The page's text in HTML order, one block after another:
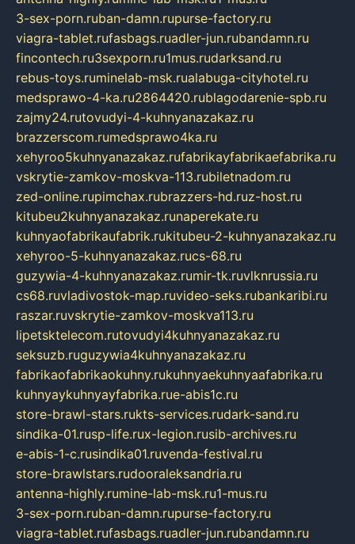
3-sex-porn.ruban-damn.rupurse-factory.ru
viagra-tablet.rufasbags.ruadler-jun.rubandamn.ru
fincontech.ru3sexporn.ru1mus.rudarksand.ru
rebus-toys.ruminelab-msk.rualabuga-cityhotel.ru
medsprawo-4-ka.ru2864420.rublagodarenie-spb.ru
zajmy24.rutovudyi-4-kuhnyanazakaz.ru
brazzerscom.rumedsprawo4ka.ru
xehyroo5kuhnyanazakaz.rufabrikayfabrikaefabrika.ru
vskrytie-zamkov-moskva-113.rubiletnadom.ru
zed-online.rupimchax.rubrazzers-hd.ruz-host.ru
kitubeu2kuhnyanazakaz.runaperekate.ru
kuhnyaofabrikaufabrik.rukitubeu-2-kuhnyanazakaz.ru
xehyroo-5-kuhnyanazakaz.rucs-68.ru
guzywia-4-kuhnyanazakaz.rumir-tk.ruvlknrussia.ru
cs68.ruvladivostok-map.ruvideo-seks.rubankaribi.ru
raszar.ruvskrytie-zamkov-moskva113.ru
lipetsktelecom.rutovudyi4kuhnyanazakaz.ru
seksuzb.ruguzywia4kuhnyanazakaz.ru
fabrikaofabrikaokuhny.rukuhnyaekuhnyaafabrika.ru
kuhnyaykuhnyayfabrika.rue-abis1c.ru
store-brawl-stars.rukts-services.rudark-sand.ru
sindika-01.rusp-life.rux-legion.rusib-archives.ru
e-abis-1-c.rusindika01.ruvenda-festival.ru
store-brawlstars.rudooraleksandria.ru
antenna-highly.rumine-lab-msk.ru1-mus.ru
3-sex-porn.ruban-damn.rupurse-factory.ru
viagra-tablet.rufasbags.ruadler-jun.rubandamn.ru